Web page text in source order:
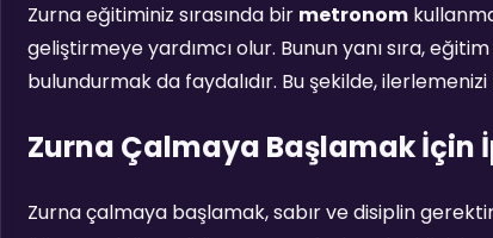
Zurna eğitiminiz sırasında bir metronom
geliştirmeye yardımcı olur. Bunun yanı sıra,
bulundurmak da faydalıdır. Bu şekilde,
Zurna Çalmaya Başlamak İçin
Zurna çalmaya başlamak, sabır ve disiplin